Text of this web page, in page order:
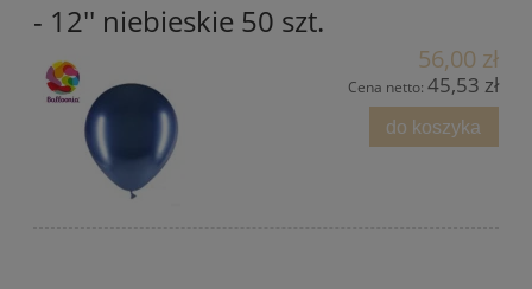
- 12'' niebieskie 50 szt.
56,00 zł
Cena netto: 45,53 zł
do koszyka